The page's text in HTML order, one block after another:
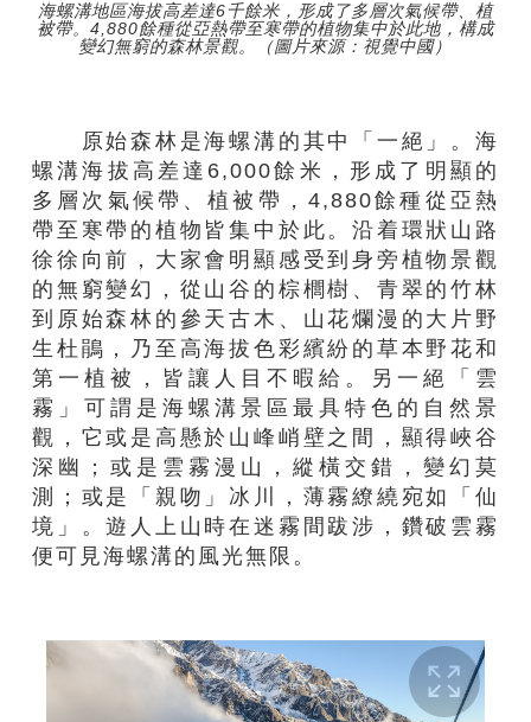
海螺溝地區海拔高差達6千餘米，形成了多層次氣候帶、植
被帶。4,880餘種從亞熱帶至寒帶的植物集中於此地，構成
變幻無窮的森林景觀。（圖片來源：視覺中國）
原始森林是海螺溝的其中「一絕」。海
螺溝海拔高差達6,000餘米，形成了明顯的
多層次氣候帶、植被帶，4,880餘種從亞熱
帶至寒帶的植物皆集中於此。沿着環狀山路
徐徐向前，大家會明顯感受到身旁植物景觀
的無窮變幻，從山谷的棕櫚樹、青翠的竹林
到原始森林的參天古木、山花爛漫的大片野
生杜鵑，乃至高海拔色彩繽紛的草本野花和
第一植被，皆讓人目不暇給。另一絕「雲
霧」可謂是海螺溝景區最具特色的自然景
觀，它或是高懸於山峰峭壁之間，顯得峽谷
深幽；或是雲霧漫山，縱橫交錯，變幻莫
測；或是「親吻」冰川，薄霧繚繞宛如「仙
境」。遊人上山時在迷霧間跋涉，鑽破雲霧
便可見海螺溝的風光無限。